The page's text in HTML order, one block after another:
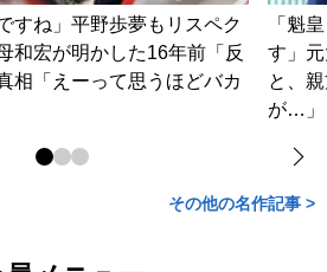
すね」平野歩夢もリスペク
和宏が明かした16年前「反
相「えーって思うほどバカ
「魁
す」
と、
が…」
その他の名作記事 >